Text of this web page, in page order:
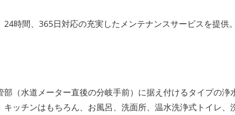
時間、365日対応の充実したメンテナンスサービスを提供。
（水道メーター直後の分岐手前）に据え付けるタイプの浄
ッチンはもちろん、お風呂、洗面所、温水洗浄式トイレ、